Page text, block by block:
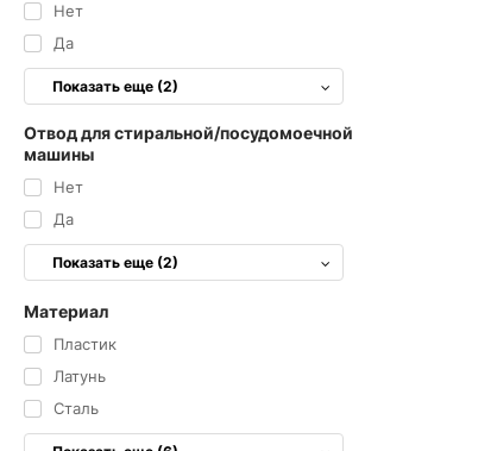
Нет
Да
Показать еще (2)
Отвод для стиральной/посудомоечной
машины
Нет
Да
Показать еще (2)
Материал
Пластик
Латунь
Сталь